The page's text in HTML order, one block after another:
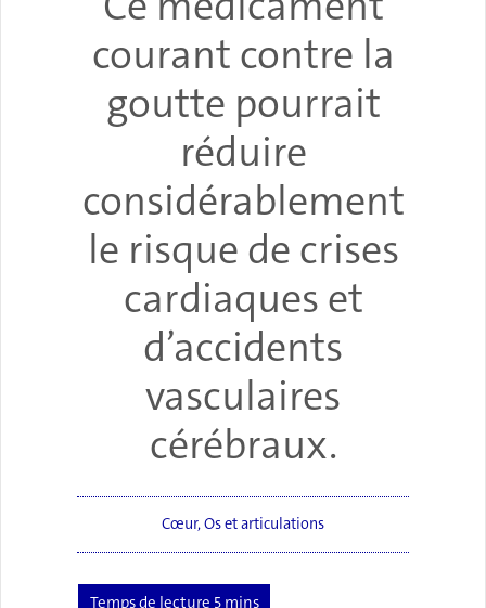
courant contre la
goutte pourrait
réduire
considérablement
le risque de crises
cardiaques et
d’accidents
vasculaires
cérébraux.
Cœur,Os et articulations